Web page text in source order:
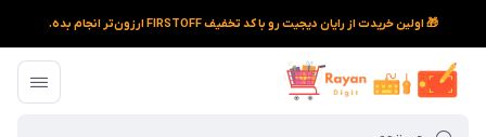
🎁 اولین خریدت از رایان دیجیت رو با کد تخفیف FIRSTOFF ارزون‌تر انجام بده.